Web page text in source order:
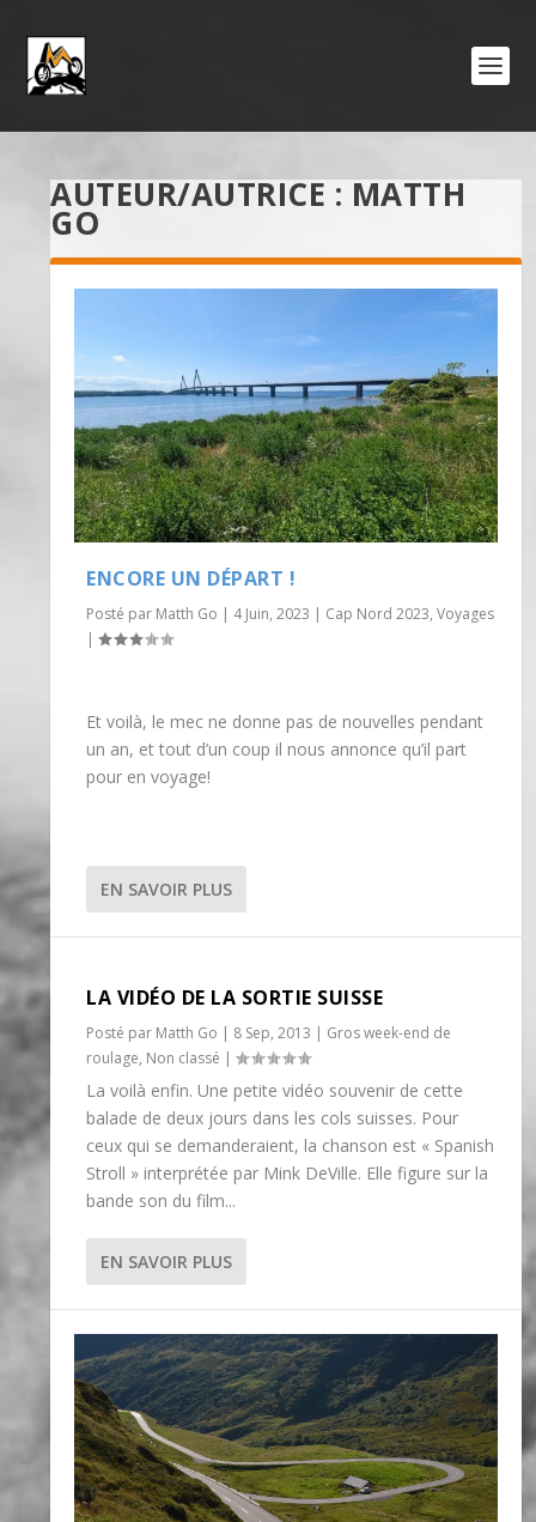
AUTEUR/AUTRICE :MATTH
GO
ENCORE UN DÉPART !
Posté par Matth Go | 4 Juin, 2023 | Cap Nord 2023,Voyages
|
Et voilà, le mec ne donne pas de nouvelles pendant
un an, et tout d’un coup il nous annonce qu’il part
pour en voyage!
EN SAVOIR PLUS
LA VIDÉO DE LA SORTIE SUISSE
Posté par Matth Go | 8 Sep, 2013 | Gros week-end de
roulage, Non classé |
La voilà enfin. Une petite vidéo souvenir de cette
balade de deux jours dans les cols suisses. Pour
ceux qui se demanderaient, la chanson est « Spanish
Stroll » interprétée par Mink DeVille. Elle figure sur la
bande son du film...
EN SAVOIR PLUS